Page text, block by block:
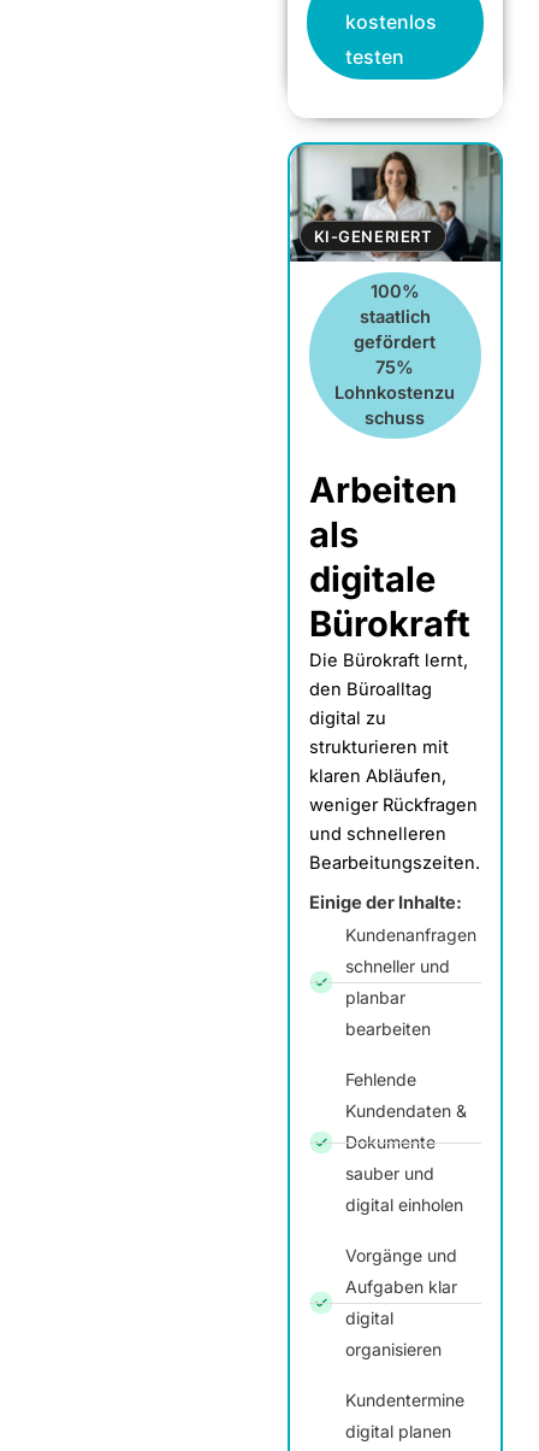
kostenlos
testen
KI-GENERIERT
100%
staatlich
gefördert
75%
Lohnkostenzu
schuss
Arbeiten
als
digitale
Bürokraft
Die Bürokraft lernt,
den Büroalltag
digital zu
strukturieren mit
klaren Abläufen,
weniger Rückfragen
und schnelleren
Bearbeitungszeiten.
Einige der Inhalte:
Kundenanfragen
schneller und
planbar
bearbeiten
Fehlende
Kundendaten &
Dokumente
sauber und
digital einholen
Vorgänge und
Aufgaben klar
digital
organisieren
Kundentermine
digital planen